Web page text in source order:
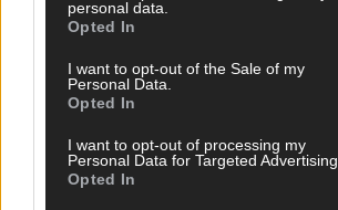
personal data.
Opted In
I want to opt-out of the Sale of my
Personal Data.
Opted In
I want to opt-out of processing my
Personal Data for Targeted Advertising.
Opted In
DIREKT ZUM THEMA